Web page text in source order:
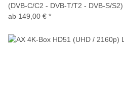
(DVB-C/C2 - DVB-T/T2 - DVB-S/S2)
ab 149,00 € *